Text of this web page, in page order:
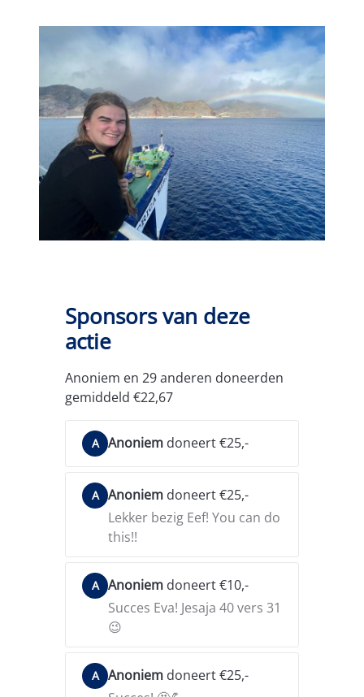
Sponsors van deze
actie
Anoniem en 29 anderen doneerden
gemiddeld €22,67
A Anoniem doneert €25,-
A Anoniem doneert €25,-
Lekker bezig Eef! You can do
this!!
A Anoniem doneert €10,-
Succes Eva! Jesaja 40 vers 31
😉
A Anoniem doneert €25,-